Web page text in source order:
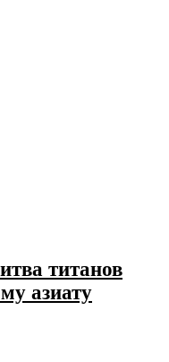
титанов
азиату